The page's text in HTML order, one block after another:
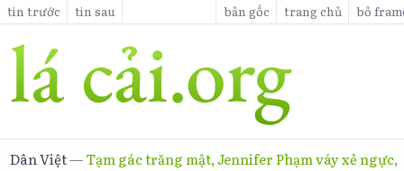
tin trước tin sau bản gốc trang chủ bỏ
Dân Việt—Tạm gác trăng mật, Jennifer Phạm váy xẻ ngực,